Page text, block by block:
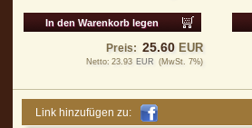
In den Warenkorb legen
Preis: 25.60 EUR
Netto: 23.93 EUR (MwSt. 7%)
Link hinzufügen zu: